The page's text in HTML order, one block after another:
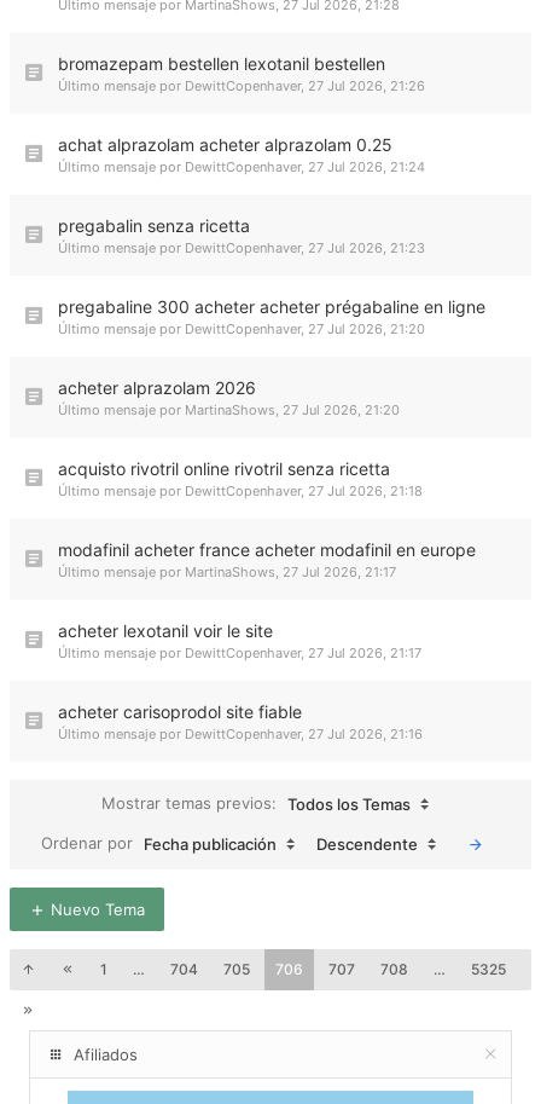
Último mensaje por MartinaShows, 27 Jul 2026, 21:28
bromazepam bestellen lexotanil bestellen
Último mensaje por DewittCopenhaver, 27 Jul 2026, 21:26
achat alprazolam acheter alprazolam 0.25
Último mensaje por DewittCopenhaver, 27 Jul 2026, 21:24
pregabalin senza ricetta
Último mensaje por DewittCopenhaver, 27 Jul 2026, 21:23
pregabaline 300 acheter acheter prégabaline en ligne
Último mensaje por DewittCopenhaver, 27 Jul 2026, 21:20
acheter alprazolam 2026
Último mensaje por MartinaShows, 27 Jul 2026, 21:20
acquisto rivotril online rivotril senza ricetta
Último mensaje por DewittCopenhaver, 27 Jul 2026, 21:18
modafinil acheter france acheter modafinil en europe
Último mensaje por MartinaShows, 27 Jul 2026, 21:17
acheter lexotanil voir le site
Último mensaje por DewittCopenhaver, 27 Jul 2026, 21:17
acheter carisoprodol site fiable
Último mensaje por DewittCopenhaver, 27 Jul 2026, 21:16
Mostrar temas previos:
Todos los Temas
Ordenar por
Fecha publicación Descendente
Nuevo Tema
1 … 704 705 706 707 708 … 5325
Afiliados